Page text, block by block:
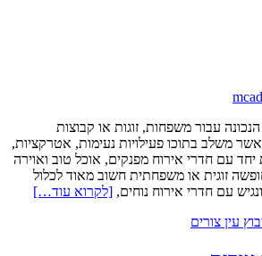
עבור משפחות, זוגות או קבוצות
משלב בתוכו פעילויות נעימות, אטרקציות,
יחד עם חדרי אירוח מפנקים, אוכל טוב ואוירה
זוגית או משפחתית חשוב מאוד לכלול
עם חדרי אירוח נוחים, [לקרוא עוד…]